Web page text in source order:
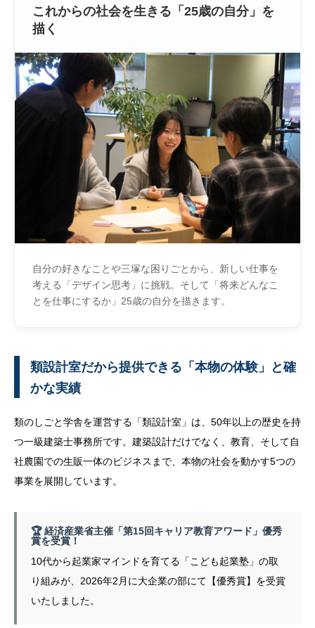
これからの社会を生きる「25歳の自分」を
描く
自分の好きなことや三塚な困りごとから、新しい仕事を
考える「デザイン思考」に挑戦。そして「将来どんなこ
とを仕事にするか」25歳の自分を描きます。
類設計室だから提供できる「本物の体験」と確
かな実績
類のしごと学舎を運営する「類設計室」は、50年以上の歴史を持
つ一級建築士事務所です。建築設計だけでなく、教育、そして自
社農園での生販一体のビジネスまで、本物の社会を動かす5つの
事業を展開しています。
🏆 経済産業省主催「第15回キャリア教育アワード」優秀
賞を受賞！
10代から起業家マインドを育てる「こども起業塾」の取
り組みが、2026年2月に大企業の部にて【優秀賞】を受賞
いたしました。